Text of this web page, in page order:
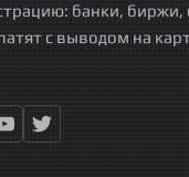
банки,
с выводом на